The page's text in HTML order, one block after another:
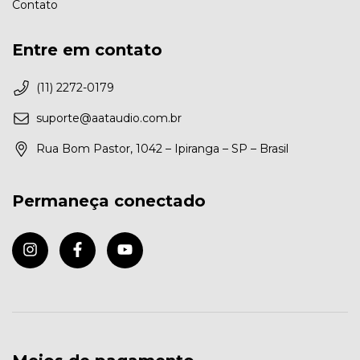
Contato
Entre em contato
(11) 2272-0179
suporte@aataudio.com.br
Rua Bom Pastor, 1042 – Ipiranga – SP – Brasil
Permaneça conectado